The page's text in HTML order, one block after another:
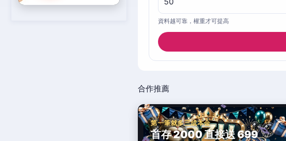
資料越可靠，權重才可提高
合作推薦
第一筆就多三成本金
首存 2000 直接送 699